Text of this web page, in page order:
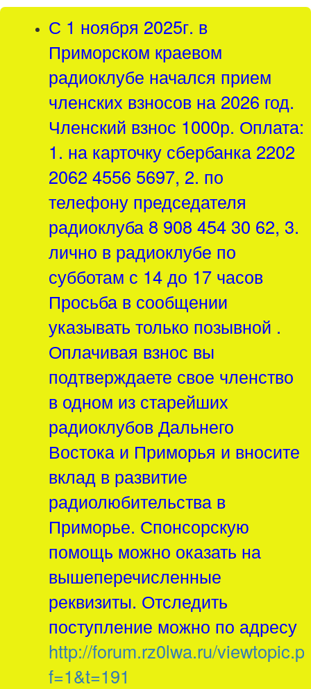
С 1 ноября 2025г. в
Приморском краевом
радиоклубе начался прием
членских взносов на 2026 год.
Членский взнос 1000р. Оплата:
1. на карточку сбербанка 2202
2062 4556 5697, 2. по
телефону председателя
радиоклуба 8 908 454 30 62, 3.
лично в радиоклубе по
субботам с 14 до 17 часов
Просьба в сообщении
указывать только позывной .
Оплачивая взнос вы
подтверждаете свое членство
в одном из старейших
радиоклубов Дальнего
Востока и Приморья и вносите
вклад в развитие
радиолюбительства в
Приморье. Спонсорскую
помощь можно оказать на
вышеперечисленные
реквизиты. Отследить
поступление можно по адресу
http://forum.rz0lwa.ru/
f=1&t=191